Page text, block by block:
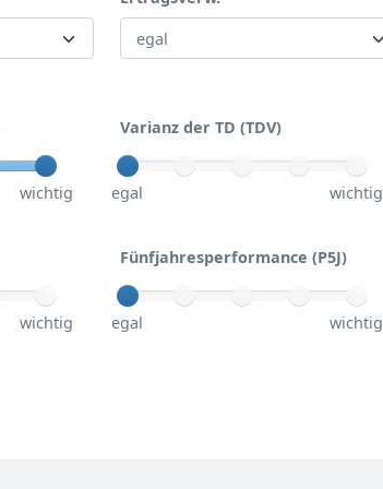
wichtig
Varianz der TD (TDV)
egal wichtig
wichtig
Fünfjahresperformance (P5J)
egal wichtig